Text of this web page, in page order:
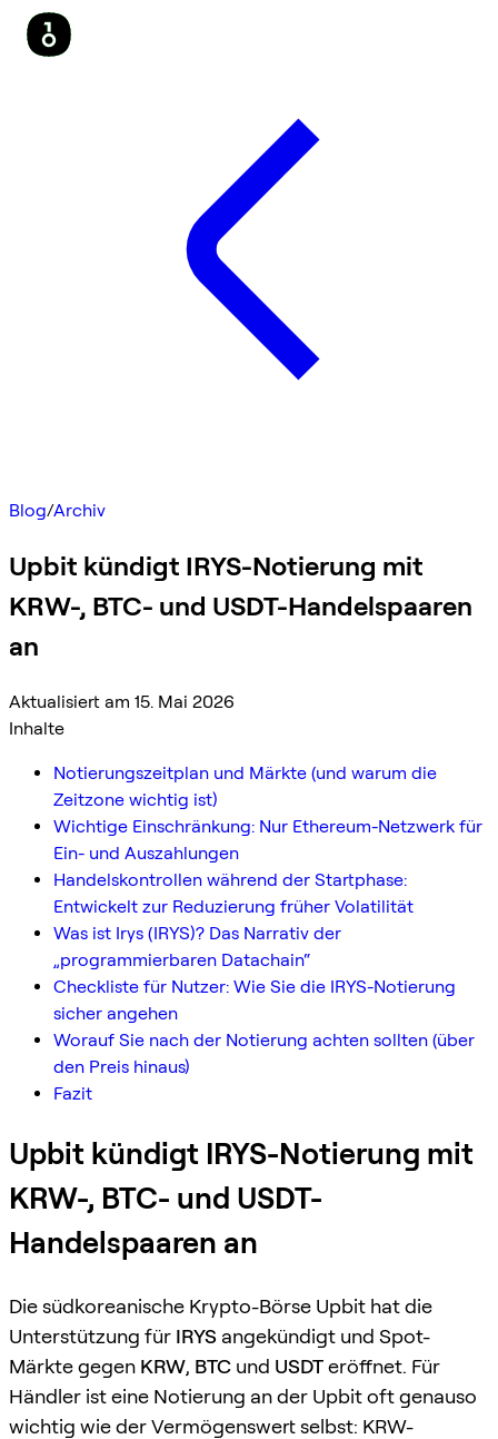
Blog/Archiv
Upbit kündigt IRYS-Notierung mit
KRW-, BTC- und USDT-Handelspaaren
an
Aktualisiert am 15. Mai 2026
Inhalte
Notierungszeitplan und Märkte (und warum die
Zeitzone wichtig ist)
Wichtige Einschränkung: Nur Ethereum-Netzwerk für
Ein- und Auszahlungen
Handelskontrollen während der Startphase:
Entwickelt zur Reduzierung früher Volatilität
Was ist Irys (IRYS)? Das Narrativ der
„programmierbaren Datachain“
Checkliste für Nutzer: Wie Sie die IRYS-Notierung
sicher angehen
Worauf Sie nach der Notierung achten sollten (über
den Preis hinaus)
Fazit
Upbit kündigt IRYS-Notierung mit
KRW-, BTC- und USDT-
Handelspaaren an
Die südkoreanische Krypto-Börse Upbit hat die
Unterstützung für IRYS angekündigt und Spot-
Märkte gegen KRW, BTC und USDTeröffnet. Für
Händler ist eine Notierung an der Upbit oft genauso
wichtig wie der Vermögenswert selbst: KRW-